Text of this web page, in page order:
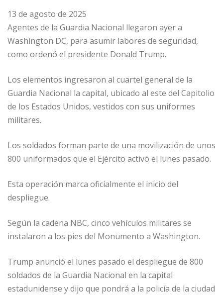
13 de agosto de 2025
Agentes de la Guardia Nacional llegaron ayer a
Washington DC, para asumir labores de seguridad,
como ordenó el presidente Donald Trump.
Los elementos ingresaron al cuartel general de la
Guardia Nacional la capital, ubicado al este del Capitolio
de los Estados Unidos, vestidos con sus uniformes
militares.
Los soldados forman parte de una movilización de unos
800 uniformados que el Ejército activó el lunes pasado.
Esta operación marca oficialmente el inicio del
despliegue.
Según la cadena NBC, cinco vehículos militares se
instalaron a los pies del Monumento a Washington.
Trump anunció el lunes pasado el despliegue de 800
soldados de la Guardia Nacional en la capital
estadunidense y dijo que pondrá a la policía de la ciudad